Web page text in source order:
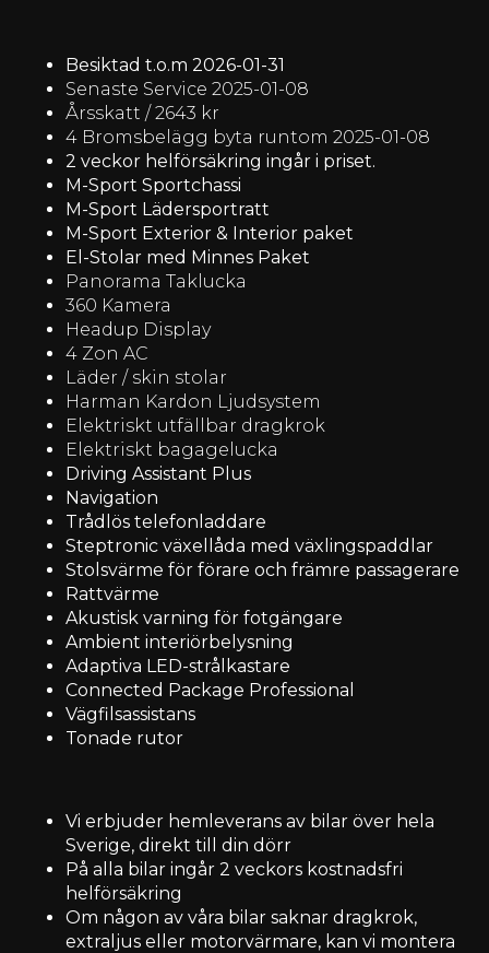
Besiktad t.o.m 2026-01-31
Senaste Service 2025-01-08
Årsskatt / 2643 kr
4 Bromsbelägg byta runtom 2025-01-08
2 veckor helförsäkring ingår i priset.
M-Sport Sportchassi
M-Sport Lädersportratt
M-Sport Exterior & Interior paket
El-Stolar med Minnes Paket
Panorama Taklucka
360 Kamera
Headup Display
4 Zon AC
Läder / skin stolar
Harman Kardon Ljudsystem
Elektriskt utfällbar dragkrok
Elektriskt bagagelucka
Driving Assistant Plus
Navigation
Trådlös telefonladdare
Steptronic växellåda med växlingspaddlar
Stolsvärme för förare och främre passagerare
Rattvärme
Akustisk varning för fotgängare
Ambient interiörbelysning
Adaptiva LED-strålkastare
Connected Package Professional
Vägfilsassistans
Tonade rutor
Vi erbjuder hemleverans av bilar över hela
Sverige, direkt till din dörr
På alla bilar ingår 2 veckors kostnadsfri
helförsäkring
Om någon av våra bilar saknar dragkrok,
extraljus eller motorvärmare, kan vi montera